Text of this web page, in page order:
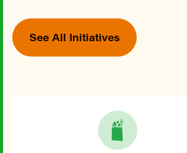
See All Initiatives